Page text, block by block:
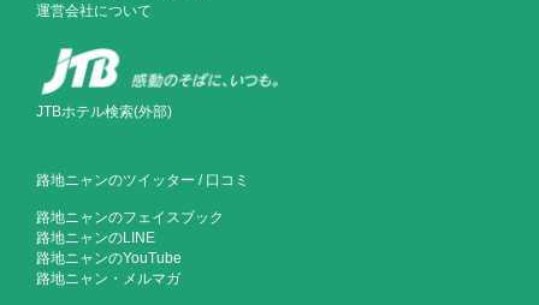
運営会社について
JTBホテル検索(外部)
路地ニャンのツイッター / 口コミ
路地ニャンのフェイスブック
路地ニャンのLINE
路地ニャンのYouTube
路地ニャン・メルマガ